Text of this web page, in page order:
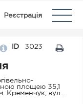
Реєстрація
ID 3023
вул.
104